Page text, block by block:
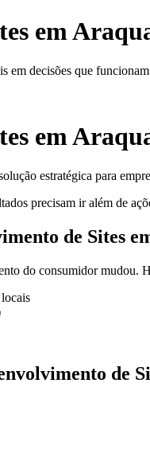
em
em decisões que
em
estratégica para
precisam ir além de
de Sites
do consumidor mudou.
de